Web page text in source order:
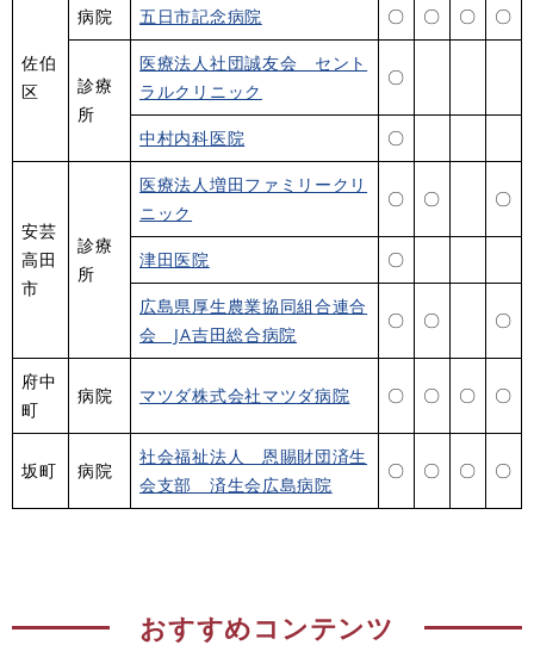
佐伯
区
病院 五日市記念病院 〇 〇 〇 〇
診療
所
医療法人社団誠友会 セント
ラルクリニック
〇
中村内科医院 〇
安芸
高田
市
診療
所
医療法人増田ファミリークリ
ニック
〇 〇 〇
津田医院 〇
広島県厚生農業協同組合連合
会 JA吉田総合病院
〇 〇 〇
府中
町
病院 マツダ株式会社マツダ病院 〇 〇 〇 〇
坂町 病院
社会福祉法人 恩賜財団済生
会支部 済生会広島病院
〇 〇 〇 〇
おすすめコンテンツ